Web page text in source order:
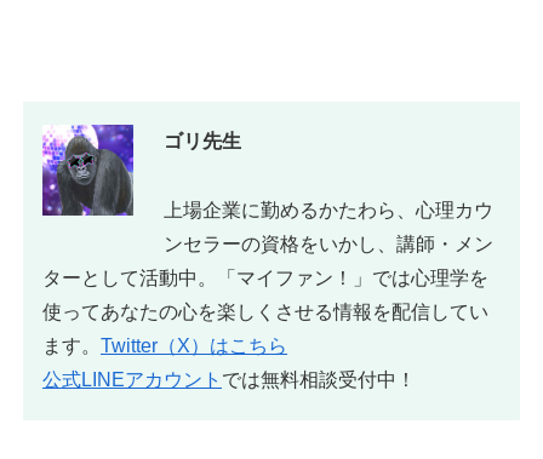
ゴリ先生
上場企業に勤めるかたわら、心理カウ
ンセラーの資格をいかし、講師・メン
ターとして活動中。「マイファン！」では心理学を
使ってあなたの心を楽しくさせる情報を配信してい
ます。 Twitter（X）はこちら
公式LINEアカウント では無料相談受付中！